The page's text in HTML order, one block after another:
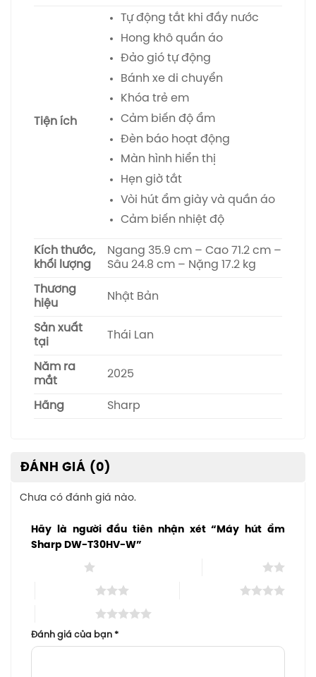
Tiện ích
Tự động tắt khi đầy nước
Hong khô quần áo
Đảo gió tự động
Bánh xe di chuyển
Khóa trẻ em
Cảm biến độ ẩm
Đèn báo hoạt động
Màn hình hiển thị
Hẹn giờ tắt
Vòi hút ẩm giày và quần áo
Cảm biến nhiệt độ
Kích thước,
khối lượng
Ngang 35.9 cm – Cao 71.2 cm –
Sâu 24.8 cm – Nặng 17.2 kg
Thương
hiệu
Nhật Bản
Sản xuất
tại
Thái Lan
Năm ra
mắt
2025
Hãng Sharp
ĐÁNH GIÁ (0)
Chưa có đánh giá nào.
Hãy là người đầu tiên nhận xét “Máy hút ẩm
Sharp DW-T30HV-W”
Đánh giá của bạn *